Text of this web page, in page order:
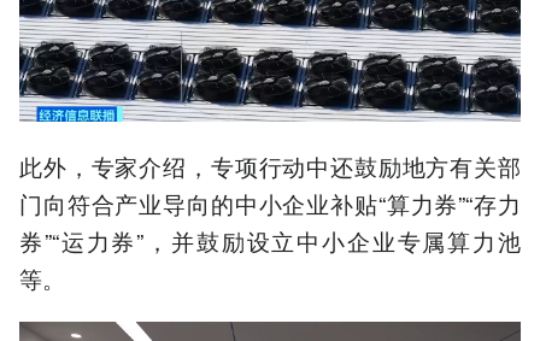
此外，专家介绍，专项行动中还鼓励地方有关部
门向符合产业导向的中小企业补贴“算力券”“存力
券”“运力券”，并鼓励设立中小企业专属算力池
等。